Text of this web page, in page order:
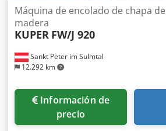
Sankt Peter im Sulmtal
12.292 km
Máquina de encolado de chapa de
madera
KUPER FW/J 920
Información de
precio